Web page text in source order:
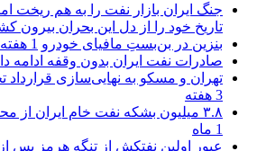
جنگ ایران بازار نفت را به هم ریخت
تاریخ خود را از دل این بحران بیرون
بنزین در بن‌بستِ مافیای خودرو 1 هفته
صادرات نفت ایران بدون وقفه ادامه
تهران و مسکو به نهایی‌سازی قرارداد
3 هفته
۳.۸ میلیون بشکه نفت خام ایران از محاصره آمریکا عبور کرد
1 ماه
عبور اولین نفتکش از تنگه هرمز پس